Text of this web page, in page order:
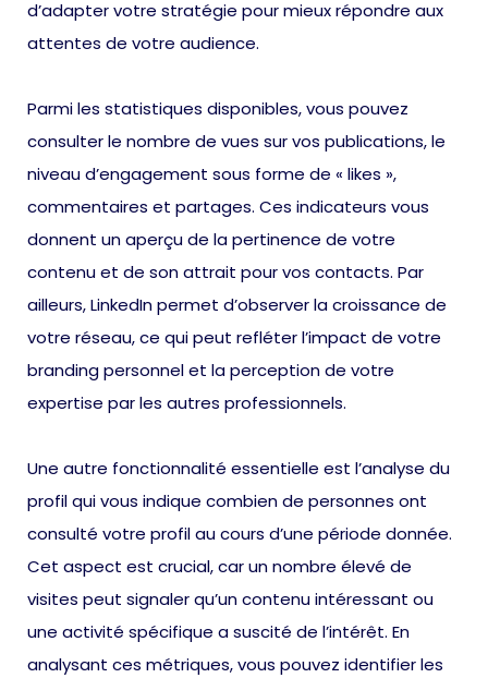
d’adapter votre stratégie pour mieux répondre aux
attentes de votre audience.
Parmi les statistiques disponibles, vous pouvez
consulter le nombre de vues sur vos publications, le
niveau d’engagement sous forme de « likes »,
commentaires et partages. Ces indicateurs vous
donnent un aperçu de la pertinence de votre
contenu et de son attrait pour vos contacts. Par
ailleurs, LinkedIn permet d’observer la croissance de
votre réseau, ce qui peut refléter l’impact de votre
branding personnel et la perception de votre
expertise par les autres professionnels.
Une autre fonctionnalité essentielle est l’analyse du
profil qui vous indique combien de personnes ont
consulté votre profil au cours d’une période donnée.
Cet aspect est crucial, car un nombre élevé de
visites peut signaler qu’un contenu intéressant ou
une activité spécifique a suscité de l’intérêt. En
analysant ces métriques, vous pouvez identifier les